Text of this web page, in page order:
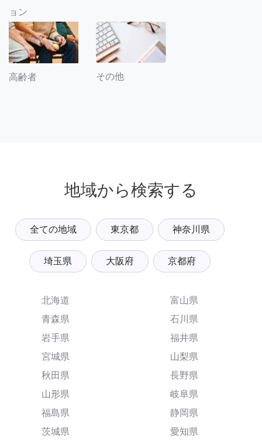
ョン
高齢者 その他
地域から検索する
全ての地域 東京都 神奈川県
埼玉県 大阪府 京都府
北海道
青森県
岩手県
宮城県
秋田県
山形県
福島県
茨城県
富山県
石川県
福井県
山梨県
長野県
岐阜県
静岡県
愛知県